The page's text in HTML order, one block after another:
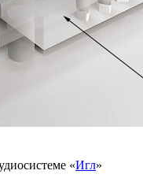
«Игл»